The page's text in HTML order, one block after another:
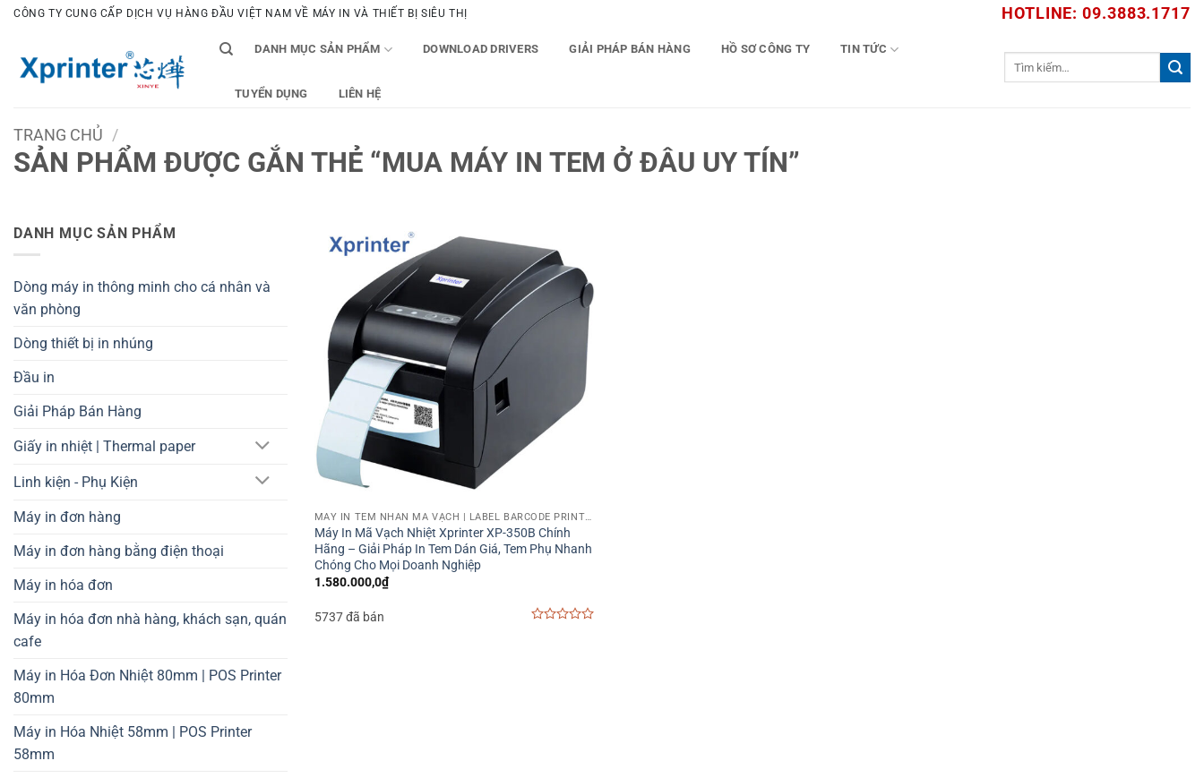
Bỏ
dung
CÔNG TY CUNG CẤP DỊCH VỤ HÀNG ĐẦU VIỆT NAM VỀ MÁY IN VÀ THIẾT BỊ SIÊU THỊ HOTLINE: 09.3883.1717
DANH MỤC SẢN PHẨM DOWNLOAD DRIVERS GIẢI PHÁP BÁN HÀNG HỒ SƠ CÔNG TY TIN TỨC
TUYỂN DỤNG LIÊN HỆ
TRANG CHỦ /
SẢN PHẨM ĐƯỢC GẮN THẺ “MUA MÁY IN TEM Ở ĐÂU UY TÍN”
DANH MỤC SẢN PHẨM
Dòng máy in thông minh cho cá nhân và
văn phòng
Dòng thiết bị in nhúng
Đầu in
Giải Pháp Bán Hàng
Giấy in nhiệt | Thermal paper
Linh kiện - Phụ Kiện
Máy in đơn hàng
Máy in đơn hàng bằng điện thoại
Máy in hóa đơn
Máy in hóa đơn nhà hàng, khách sạn, quán
cafe
Máy in Hóa Đơn Nhiệt 80mm | POS Printer
80mm
Máy in Hóa Nhiệt 58mm | POS Printer
58mm
MÁY IN TEM NHÃN MÃ VẠCH | LABEL BARCODE PRINTER
Máy In Mã Vạch Nhiệt Xprinter XP-350B Chính
Hãng – Giải Pháp In Tem Dán Giá, Tem Phụ Nhanh
Chóng Cho Mọi Doanh Nghiệp
1.580.000,0₫
5737 đã bán